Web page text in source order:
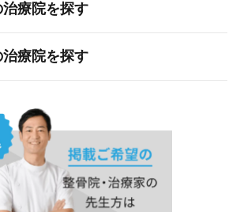
治療院を探す
治療院を探す